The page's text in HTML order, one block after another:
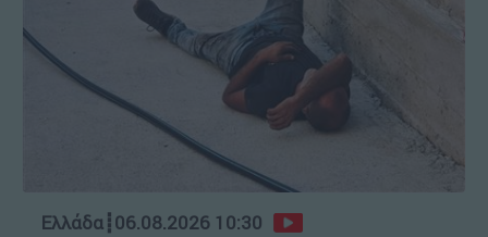
Ελλάδα┋06.08.2026 10:30